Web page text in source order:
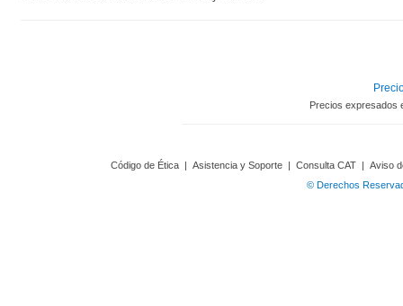
Precios expresados
Código de Ética | Asistencia y Soporte | Consulta CAT | Aviso
© Derechos